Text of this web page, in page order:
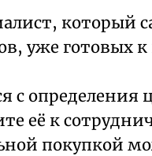
который
уже готовых к
с
её к
покупкой